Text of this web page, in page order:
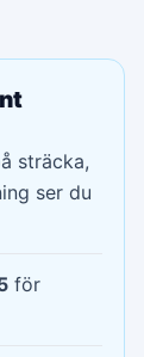
sträcka,
ser du
för